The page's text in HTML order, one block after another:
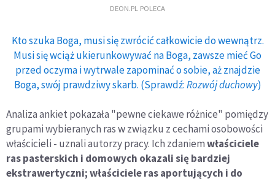
DEON.PL POLECA
Kto szuka Boga, musi się zwrócić całkowicie do wewnątrz.
Musi się wciąż ukierunkowywać na Boga, zawsze mieć Go
przed oczyma i wytrwale zapominać o sobie, aż znajdzie
Boga, swój prawdziwy skarb. (Sprawdź:Rozwój duchowy)
Analiza ankiet pokazała "pewne ciekawe różnice" pomiędzy
grupami wybieranych ras w związku z cechami osobowości
właścicieli - uznali autorzy pracy. Ich zdaniemwłaściciele
ras pasterskich i domowych okazali się bardziej
ekstrawertyczni; właściciele ras aportujących i do